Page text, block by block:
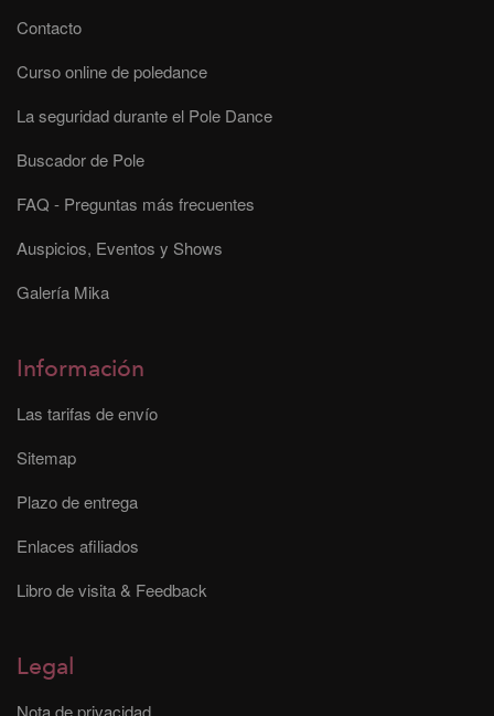
Contacto
Curso online de poledance
La seguridad durante el Pole Dance
Buscador de Pole
FAQ - Preguntas más frecuentes
Auspicios, Eventos y Shows
Galería Mika
Información
Las tarifas de envío
Sitemap
Plazo de entrega
Enlaces afiliados
Libro de visita & Feedback
Legal
Nota de privacidad